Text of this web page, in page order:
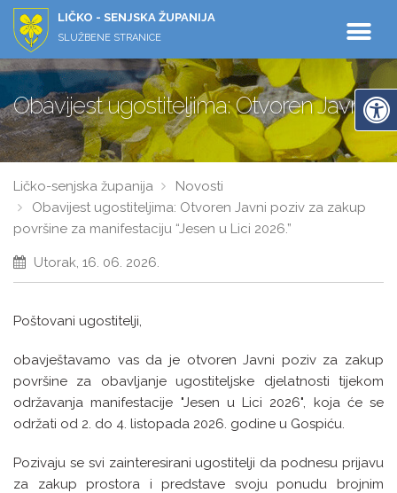
LIČKO - SENJSKA ŽUPANIJA
SLUŽBENE STRANICE
Obavijest ugostiteljima: Otvoren Javni
Ličko-senjska županija
Novosti
Obavijest ugostiteljima: Otvoren Javni poziv za zakup
površine za manifestaciju “Jesen u Lici 2026.”
Utorak, 16. 06. 2026.
Poštovani ugostitelji,
obavještavamo vas da je otvoren Javni poziv za zakup
površine za obavljanje ugostiteljske djelatnosti tijekom
održavanja manifestacije "Jesen u Lici 2026", koja će se
održati od 2. do 4. listopada 2026. godine u Gospiću.
Pozivaju se svi zainteresirani ugostitelji da podnesu prijavu
za zakup prostora i predstave svoju ponudu brojnim